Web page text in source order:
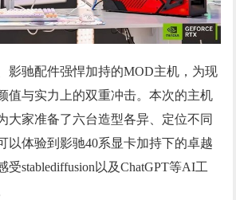
影驰配件强悍加持的MOD主机，为现
值与实力上的双重冲击。本次的主机
大家准备了六台造型各异、定位不同
以体验到影驰40系显卡加持下的卓越
stablediffusion以及ChatGPT等AI工